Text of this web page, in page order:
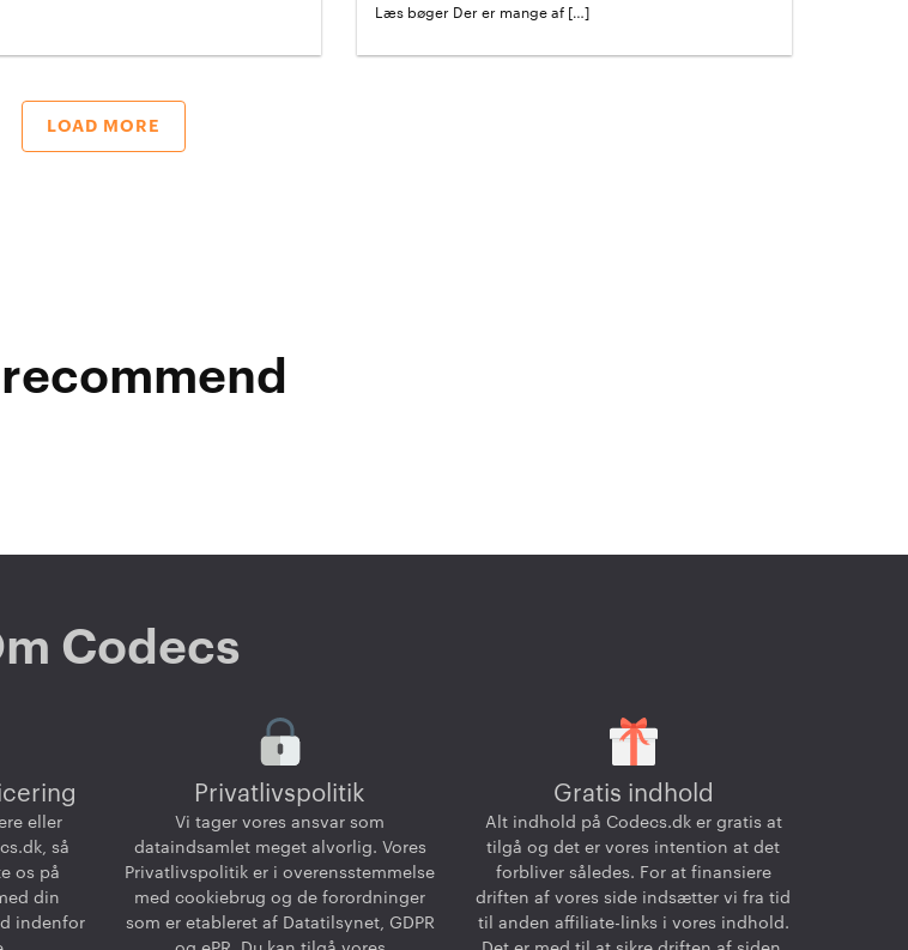
Læs bøger Der er mange af […]
LOAD MORE
Codecs
eller
så
os på
din
indenfor
Privatlivspolitik
Vi tager vores ansvar som
dataindsamlet meget alvorlig. Vores
Privatlivspolitik er i overensstemmelse
med cookiebrug og de forordninger
som er etableret af Datatilsynet, GDPR
Gratis indhold
Alt indhold på Codecs.dk er gratis at
tilgå og det er vores intention at det
forbliver således. For at finansiere
driften af vores side indsætter vi fra tid
til anden affiliate-links i vores indhold.